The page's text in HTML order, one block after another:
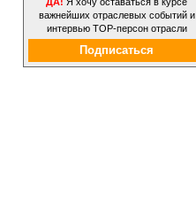
Клеевое
важнейших отраслевых событий и
интервью ТОР-персон отрасли
Подписаться